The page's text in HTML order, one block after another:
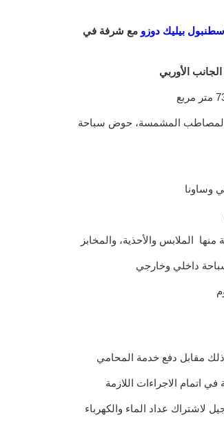
اسطنبول بيليك دوزو مع شرفة في
الأوربي
والمصاطب المشمسة، حوض سباحة
وساونا
داخلي وخارجي
مقابل دفع خدمة المحامي
اتمام الاجراءات اللازمة
لاشتراك عداد الماء والكهرباء